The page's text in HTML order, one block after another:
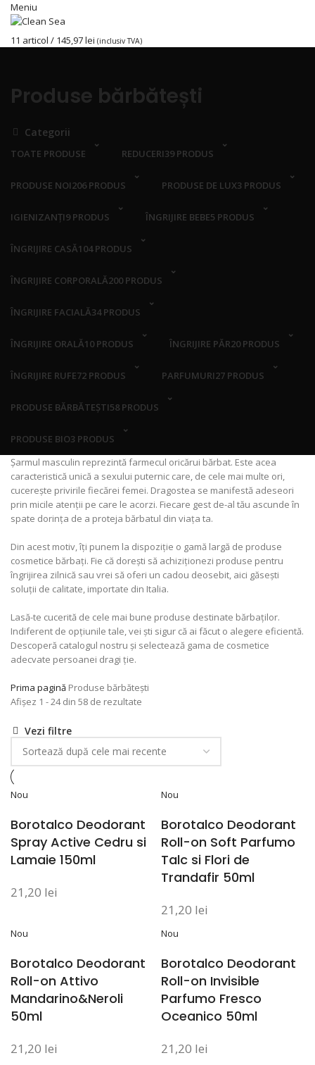
Meniu
11 articol / 145,97lei (inclusiv TVA)
Produse bărbătești
Categorii
TOATE PRODUSE REDUCERI39 PRODUS
PRODUSE NOI206 PRODUS PRODUSE DE LUX3 PRODUS
IGIENIZANȚI9 PRODUS ÎNGRIJIRE BEBE5 PRODUS
ÎNGRIJIRE CASĂ104 PRODUS
ÎNGRIJIRE CORPORALĂ200 PRODUS
ÎNGRIJIRE FACIALĂ34 PRODUS
ÎNGRIJIRE ORALĂ10 PRODUS ÎNGRIJIRE PĂR20 PRODUS
ÎNGRIJIRE RUFE72 PRODUS PARFUMURI27 PRODUS
PRODUSE BĂRBĂTEȘTI58 PRODUS
PRODUSE BIO3 PRODUS
Șarmul masculin reprezintă farmecul oricărui bărbat. Este acea
caracteristică unică a sexului puternic care, de cele mai multe ori,
cucerește privirile fiecărei femei. Dragostea se manifestă adeseori
prin micile atenții pe care le acorzi. Fiecare gest de-al tău ascunde în
spate dorința de a proteja bărbatul din viața ta.
Din acest motiv, îți punem la dispoziție o gamă largă de produse
cosmetice bărbați. Fie că dorești să achiziționezi produse pentru
îngrijirea zilnică sau vrei să oferi un cadou deosebit, aici găsești
soluții de calitate, importate din Italia.
Lasă-te cucerită de cele mai bune produse destinate bărbaților.
Indiferent de opțiunile tale, vei ști sigur că ai făcut o alegere eficientă.
Descoperă catalogul nostru și selectează gama de cosmetice
adecvate persoanei dragi ție.
Prima pagină Produse bărbătești
Afișez 1 - 24 din 58 de rezultate
Vezi filtre
Nou
Borotalco Deodorant
Spray Active Cedru si
Lamaie 150ml
21,20 lei
Nou
Borotalco Deodorant
Roll-on Soft Parfumo
Talc si Flori de
Trandafir 50ml
21,20 lei
Nou
Borotalco Deodorant
Roll-on Attivo
Mandarino&Neroli
50ml
21,20 lei
Nou
Borotalco Deodorant
Roll-on Invisible
Parfumo Fresco
Oceanico 50ml
21,20 lei